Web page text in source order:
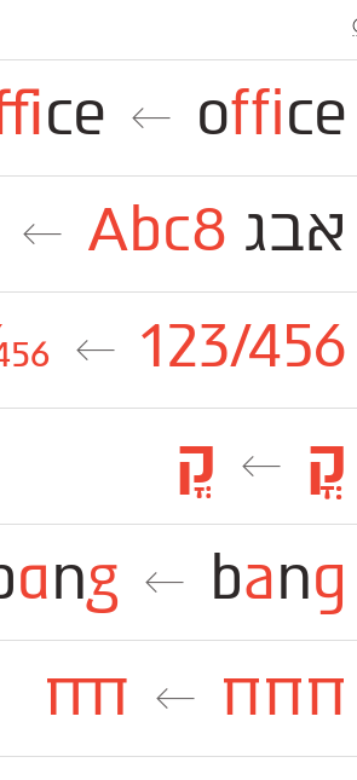
office
←
ce
אבג Abc8
←
123/456
←
קֳ ← קֳ
bang
←
ang
חחח ← חחח